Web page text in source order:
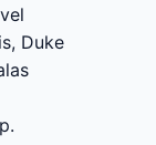
Duke